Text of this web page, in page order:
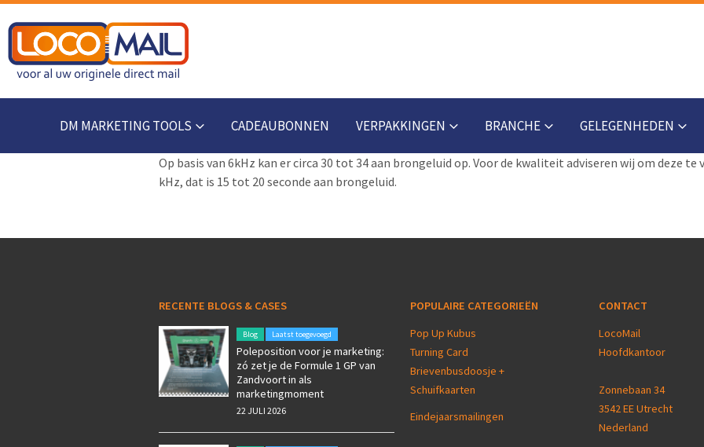
DM MARKETING TOOLS CADEAUBONNEN VERPAKKINGEN BRANCHE GELEGENHEDEN
Op basis van 6kHz kan er circa 30 tot 34 aan brongeluid op. Voor de kwaliteit adviseren wij om deze te
kHz, dat is 15 tot 20 seconde aan brongeluid.
RECENTE BLOGS & CASES
Blog Laatst toegevoegd
Poleposition voor je marketing:
zó zet je de Formule 1 GP van
Zandvoort in als
marketingmoment
22 JULI 2026
POPULAIRE CATEGORIEËN
Pop Up Kubus
Turning Card
Brievenbusdoosje +
Schuifkaarten
Eindejaarsmailingen
CONTACT
LocoMail
Hoofdkantoor
Zonnebaan 34
3542 EE Utrecht
Nederland